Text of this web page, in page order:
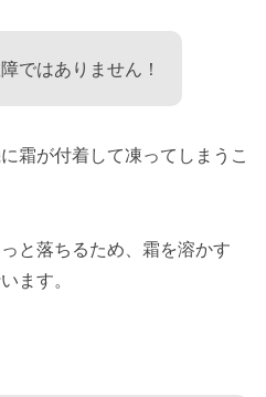
ではありません！
霜が付着して凍ってしまうこ
と落ちるため、霜を溶かす
ます。